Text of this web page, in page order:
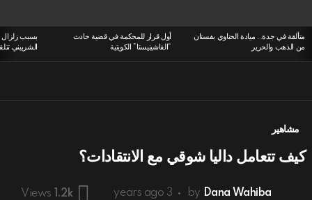
متألقة في جدة.. ميادة الحناوي بفستان
من الذهب والحرير
أول قرار للمحكمة في قضية حادث
“الفاشينيستا” الكويتية
بسبب زلزال
الشربيني
مشاهير
كيف تتعامل داليا شوقي مع الانتقادات؟
by Dana Wahiba
3 years ago
1.2k
Views